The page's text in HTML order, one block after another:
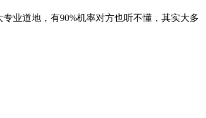
业道地，有90%机率对方也听不懂，其实大多